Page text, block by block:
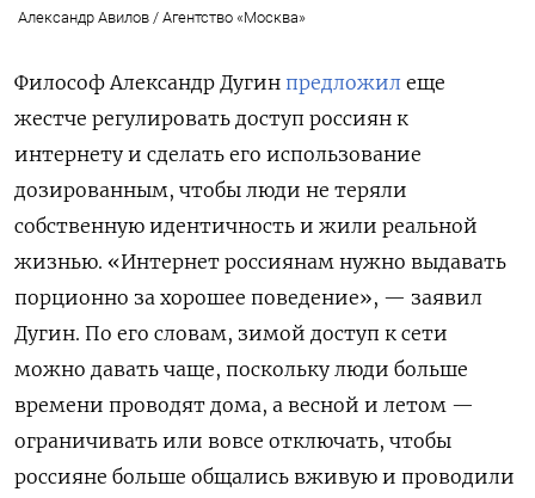
Александр Авилов / Агентство «Москва»
Философ Александр Дугин предложил еще
жестче регулировать доступ россиян к
интернету и сделать его использование
дозированным, чтобы люди не теряли
собственную идентичность и жили реальной
жизнью. «Интернет россиянам нужно выдавать
порционно за хорошее поведение», — заявил
Дугин. По его словам, зимой доступ к сети
можно давать чаще, поскольку люди больше
времени проводят дома, а весной и летом —
ограничивать или вовсе отключать, чтобы
россияне больше общались вживую и проводили